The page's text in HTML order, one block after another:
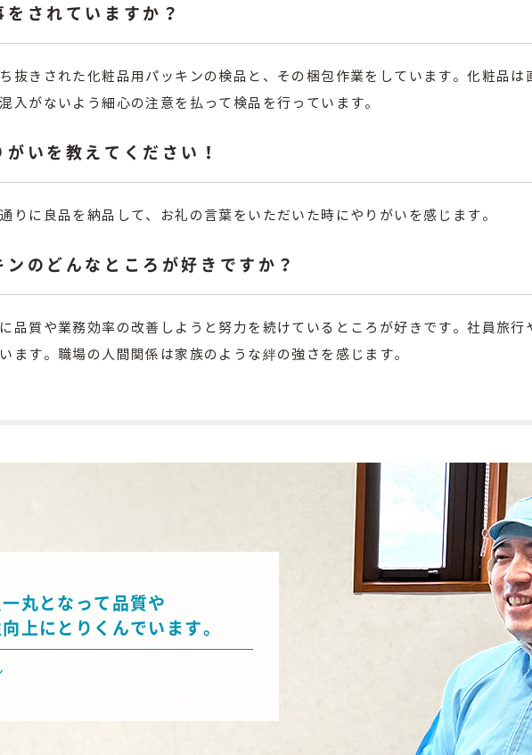
をされていますか？
抜きされた化粧品用パッキンの検品と、その梱包作業をしています。化粧品は
入がないよう細心の注意を払って検品を行っています。
いを教えてください！
りに良品を納品して、お礼の言葉をいただいた時にやりがいを感じます。
ンのどんなところが好きですか？
品質や業務効率の改善しようと努力を続けているところが好きです。社員旅
ます。職場の人間関係は家族のような絆の強さを感じます。
丸となって品質や
上にとりくんでいます。